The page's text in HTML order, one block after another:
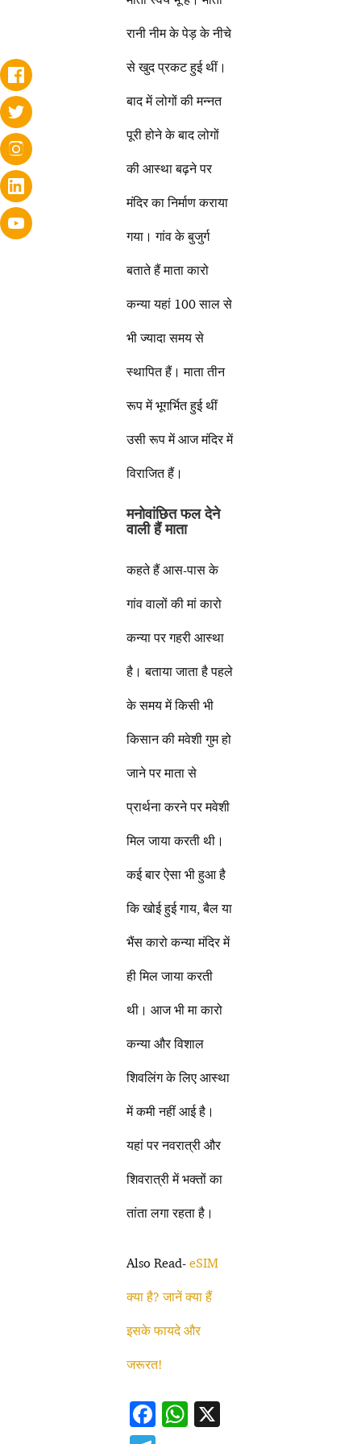
रानी नीम के पेड़ के नीचे
से खुद प्रकट हुई थीं।
बाद में लोगों की मन्नत
पूरी होने के बाद लोगों
की आस्था बढ़ने पर
मंदिर का निर्माण कराया
गया। गांव के बुजुर्ग
बताते हैं माता कारो
कन्या यहां 100 साल से
भी ज्यादा समय से
स्थापित हैं। माता तीन
रूप में भूगर्भित हुई थीं
उसी रूप में आज मंदिर में
विराजित हैं।
मनोवांछित फल देने
वाली हैं माता
कहते हैं आस-पास के
गांव वालों की मां कारो
कन्या पर गहरी आस्था
है। बताया जाता है पहले
के समय में किसी भी
किसान की मवेशी गुम हो
जाने पर माता से
प्रार्थना करने पर मवेशी
मिल जाया करती थी।
कई बार ऐसा भी हुआ है
कि खोई हुई गाय, बैल या
भैंस कारो कन्या मंदिर में
ही मिल जाया करती
थी। आज भी मा कारो
कन्या और विशाल
शिवलिंग के लिए आस्था
में कमी नहीं आई है।
यहां पर नवरात्री और
शिवरात्री में भक्तों का
तांता लगा रहता है।
Also Read-eSIM
क्या है? जानें क्या हैं
इसके फायदे और
जरूरत!
F
W